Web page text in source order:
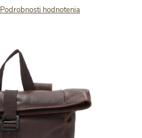
Podrobnosti hodnotenia